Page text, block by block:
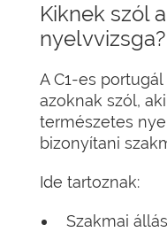
Kiknek szól
nyelvvizsga?
A C1-es
azoknak szól,
természetes
bizonyítani
Ide tartoznak:
Szakmai